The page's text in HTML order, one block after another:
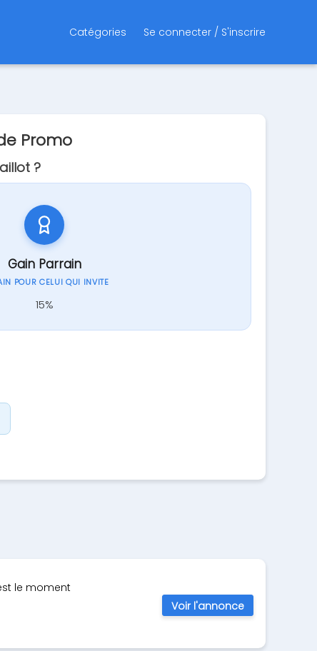
Catégories Se connecter / S'inscrire
Promo
?
Gain Parrain
POUR CELUI QUI INVITE
15%
le moment
Voir l'annonce